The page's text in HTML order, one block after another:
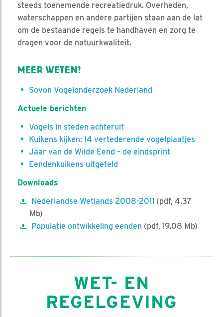
steeds toenemende recreatiedruk. Overheden,
waterschappen en andere partijen staan aan de lat
om de bestaande regels te handhaven en zorg te
dragen voor de natuurkwaliteit.
MEER WETEN?
Sovon Vogelonderzoek Nederland
Actuele berichten
Vogels in steden achteruit
Kuikens kijken: 14 vertederende vogelplaatjes
Jaar van de Wilde Eend – de eindsprint
Eendenkuikens uitgeteld
Downloads
Nederlandse Wetlands 2008-2011 (pdf, 4.37
Mb)
Populatie ontwikkeling eenden (pdf, 19.08 Mb)
WET- EN
REGELGEVING